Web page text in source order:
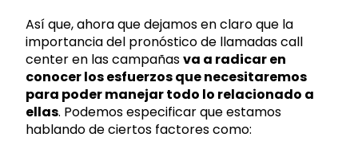
Así que, ahora que dejamos en claro que la
importancia del pronóstico de llamadas call
center en las campañasva a radicar en
conocer los esfuerzos que necesitaremos
para poder manejar todo lo relacionado a
ellas. Podemos especificar que estamos
hablando de ciertos factores como: